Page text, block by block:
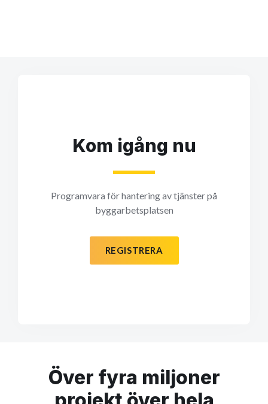
Kom igång nu
Programvara för hantering av tjänster på
byggarbetsplatsen
REGISTRERA
Över fyra miljoner